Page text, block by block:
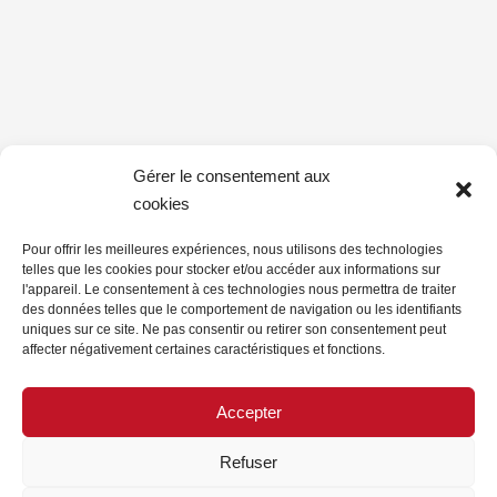
Gérer le consentement aux
cookies
Pour offrir les meilleures expériences, nous utilisons des technologies
telles que les cookies pour stocker et/ou accéder aux informations sur
l'appareil. Le consentement à ces technologies nous permettra de traiter
des données telles que le comportement de navigation ou les identifiants
uniques sur ce site. Ne pas consentir ou retirer son consentement peut
affecter négativement certaines caractéristiques et fonctions.
Accepter
Refuser